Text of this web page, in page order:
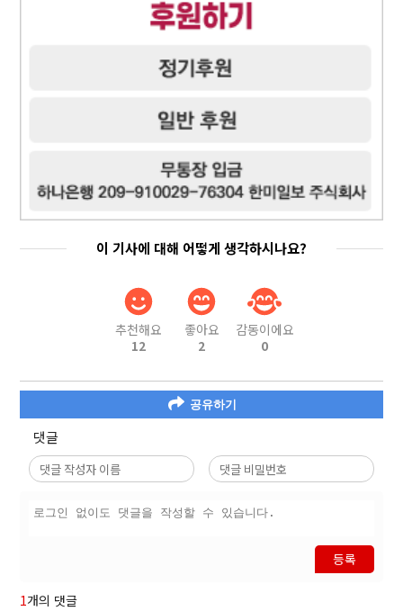
이 기사에 대해 어떻게 생각하시나요?
추천해요
12
좋아요
2
감동이에요
0
공유하기
댓글
등록
1개의 댓글